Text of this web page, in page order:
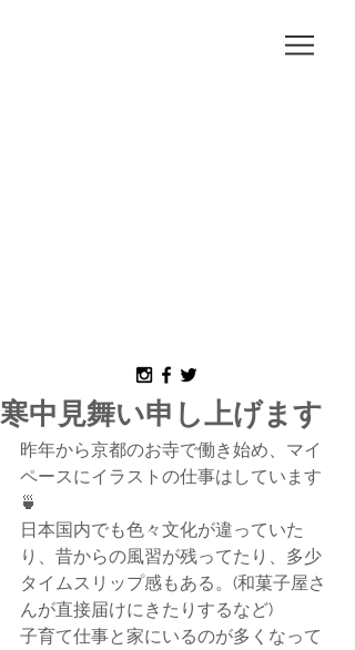
寒中見舞い申し上げます
昨年から京都のお寺で働き始め、マイ
ペースにイラストの仕事はしています
🍵
日本国内でも色々文化が違っていた
り、昔からの風習が残ってたり、多少
タイムスリップ感もある。(和菓子屋さ
んが直接届けにきたりするなど)
子育て仕事と家にいるのが多くなって